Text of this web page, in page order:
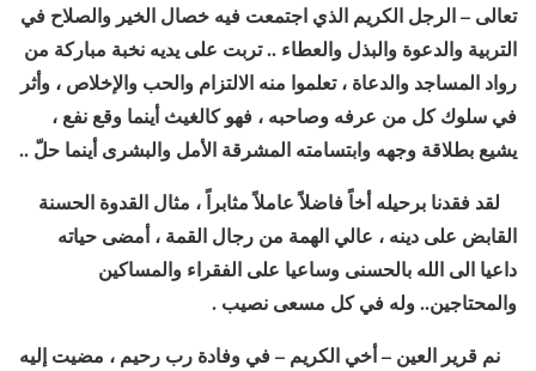
تعالى – الرجل الكريم الذي اجتمعت فيه خصال الخير والصلاح في
التربية والدعوة والبذل والعطاء .. تربت على يديه نخبة مباركة من
رواد المساجد والدعاة ، تعلموا منه الالتزام والحب والإخلاص ، وأثر
في سلوك كل من عرفه وصاحبه ، فهو كالغيث أينما وقع نفع ،
يشيع بطلاقة وجهه وابتسامته المشرقة الأمل والبشرى أينما حلّ ..
لقد فقدنا برحيله أخاً فاضلاً عاملاً مثابراً ، مثال القدوة الحسنة
القابض على دينه ، عالي الهمة من رجال القمة ، أمضى حياته
داعيا الى الله بالحسنى وساعيا على الفقراء والمساكين
والمحتاجين.. وله في كل مسعى نصيب .
نم قرير العين – أخي الكريم – في وفادة رب رحيم ، مضيت إليه